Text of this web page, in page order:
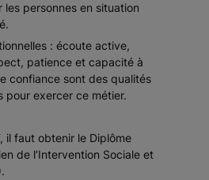
les personnes en situation
: écoute active,
patience et capacité à
confiance sont des qualités
pour exercer ce métier.
il faut obtenir le Diplôme
de l’Intervention Sociale et